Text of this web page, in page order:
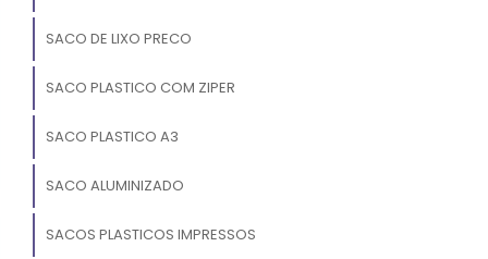
SACO DE LIXO PRECO
SACO PLASTICO COM ZIPER
SACO PLASTICO A3
SACO ALUMINIZADO
SACOS PLASTICOS IMPRESSOS